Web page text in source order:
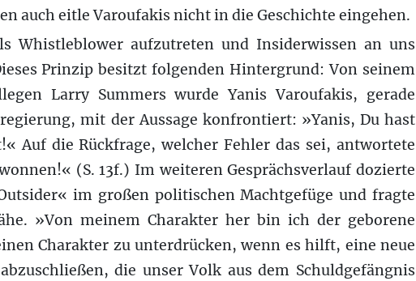
auch eitle Varoufakis nicht in die Geschichte eingehen.
Whistleblower aufzutreten und Insiderwissen an uns
Prinzip besitzt folgenden Hintergrund: Von seinem
Larry Summers wurde Yanis Varoufakis, gerade
mit der Aussage konfrontiert: »Yanis, Du hast
Auf die Rückfrage, welcher Fehler das sei, antwortete
(S. 13f.) Im weiteren Gesprächsverlauf dozierte
im großen politischen Machtgefüge und fragte
»Von meinem Charakter her bin ich der geborene
Charakter zu unterdrücken, wenn es hilft, eine neue
die unser Volk aus dem Schuldgefängnis